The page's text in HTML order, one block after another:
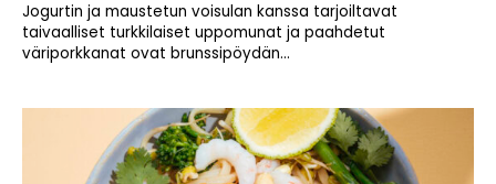
Jogurtin ja maustetun voisulan kanssa tarjoiltavat
taivaalliset turkkilaiset uppomunat ja paahdetut
väriporkkanat ovat brunssipöydän...